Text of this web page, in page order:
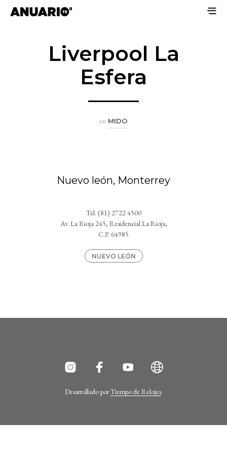
Liverpool La
Esfera
en MIDO
Nuevo león, Monterrey
Tel. (81) 2722 4500
Av. La Rioja 245, Residencial La Rioja,
C.P. 64985
NUEVO LEÓN
Desarrollado porTiempo de Relojes.